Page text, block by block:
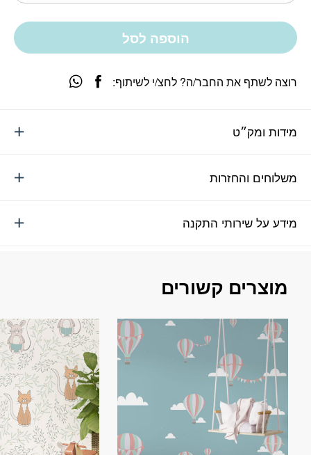
הוספה לסל
מידות ומק״ט
משלוחים והחזרות
מידע על שירותי התקנה
רוצה לשתף את החבר/ה? לחצ/י לשיתוף:
מוצרים קשורים